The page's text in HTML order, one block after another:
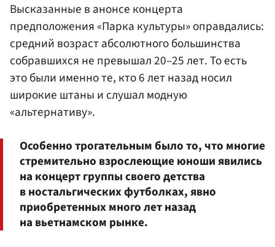
Высказанные в анонсе концерта
предположения «Парка культуры» оправдались:
средний возраст абсолютного большинства
собравшихся не превышал 20–25 лет. То есть
это были именно те, кто 6 лет назад носил
широкие штаны и слушал модную
«альтернативу».
Особенно трогательным было то, что многие
стремительно взрослеющие юноши явились
на концерт группы своего детства
в ностальгических футболках, явно
приобретенных много лет назад
на вьетнамском рынке.